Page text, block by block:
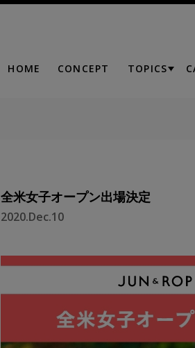
HOME CONCEPT TOPICS
全米女子オープン出場決定
2020.Dec.10